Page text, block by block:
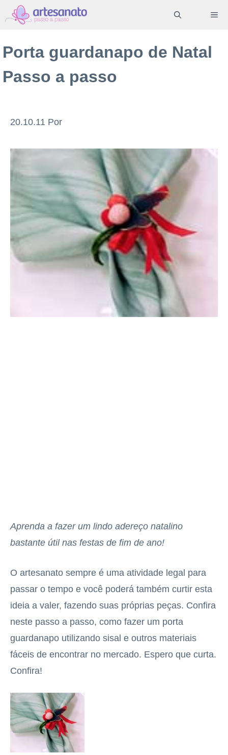
Pular
para
conteúdo
Porta guardanapo de Natal
Passo a passo
20.10.11 Por
Aprenda a fazer um lindo adereço natalino
bastante útil nas festas de fim de ano!
O artesanato sempre é uma atividade legal para
passar o tempo e você poderá também curtir esta
ideia a valer, fazendo suas próprias peças. Confira
neste passo a passo, como fazer um porta
guardanapo utilizando sisal e outros materiais
fáceis de encontrar no mercado. Espero que curta.
Confira!